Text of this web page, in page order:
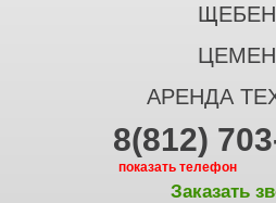
АРЕНДА
8(812)
показать телефон
Заказать